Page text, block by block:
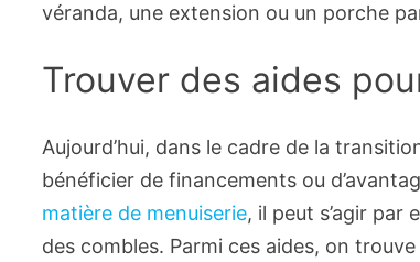
véranda, une extension ou un porche
Trouver des aides
Aujourd’hui, dans le cadre de la
bénéficier de financements ou
matière de menuiserie, il peut s’agir par
des combles. Parmi ces aides, on trouve